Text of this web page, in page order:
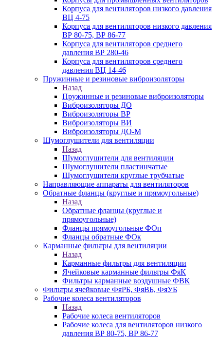
Корпуса для вентиляторов низкого давления
ВЦ 4-75
Корпуса для вентиляторов низкого давления
ВР 80-75, ВР 86-77
Корпуса для вентиляторов среднего
давления ВР 280-46
Корпуса для вентиляторов среднего
давления ВЦ 14-46
Пружинные и резиновые виброизоляторы
Назад
Пружинные и резиновые виброизоляторы
Виброизоляторы ДО
Виброизоляторы ВР
Виброизоляторы ВИ
Виброизоляторы ДО-М
Шумоглушители для вентиляции
Назад
Шумоглушители для вентиляции
Шумоглушители пластинчатые
Шумоглушители круглые трубчатые
Направляющие аппараты для вентиляторов
Обратные фланцы (круглые и прямоугольные)
Назад
Обратные фланцы (круглые и
прямоугольные)
Фланцы прямоугольные ФОп
Фланцы обратные ФОк
Карманные фильтры для вентиляции
Назад
Карманные фильтры для вентиляции
Ячейковые карманные фильтры ФяК
Фильтры карманные воздушные ФВК
Фильтры ячейковые ФяРБ, ФяВБ, ФяУБ
Рабочие колеса вентиляторов
Назад
Рабочие колеса вентиляторов
Рабочие колеса для вентиляторов низкого
давления ВР 80-75, ВР 86-77